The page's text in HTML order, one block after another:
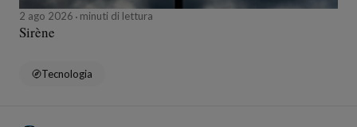
2 ago 2026 minuti di lettura
Sirène
Tecnologia